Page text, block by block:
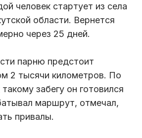
человек стартует из села
области. Вернется
через 25 дней.
парню предстоит
2 тысячи километров. По
забегу он готовился
маршрут, отмечал,
привалы.